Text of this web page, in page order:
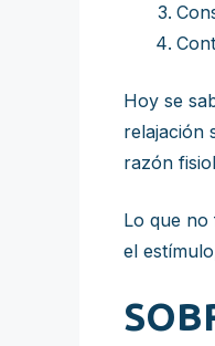
Hoy se
relajación
razón
Lo que no
el